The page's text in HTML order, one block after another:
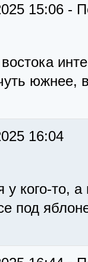
15:06 -
южнее,
16:04
у кого-то,
под